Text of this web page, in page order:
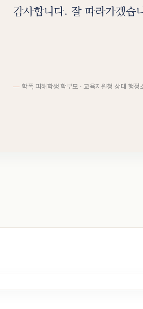
감사합니다. 잘 따라가겠습
학폭 피해학생 학부모 · 교육지원청 상대 행정